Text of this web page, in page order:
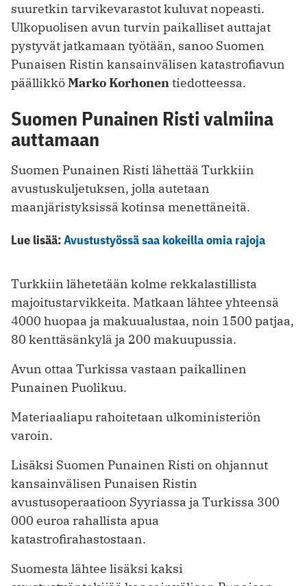
suuretkin tarvikevarastot kuluvat nopeasti.
Ulkopuolisen avun turvin paikalliset auttajat
pystyvät jatkamaan työtään, sanoo Suomen
Punaisen Ristin kansainvälisen katastrofiavun
päällikköMarko Korhonentiedotteessa.
Suomen Punainen Risti valmiina
auttamaan
Suomen Punainen Risti lähettää Turkkiin
avustuskuljetuksen, jolla autetaan
maanjäristyksissä kotinsa menettäneitä.
Lue lisää:Avustustyössä saa kokeilla omia rajoja
Turkkiin lähetetään kolme rekkalastillista
majoitustarvikkeita. Matkaan lähtee yhteensä
4000 huopaa ja makuualustaa, noin 1500 patjaa,
80 kenttäsänkylä ja 200 makuupussia.
Avun ottaa Turkissa vastaan paikallinen
Punainen Puolikuu.
Materiaaliapu rahoitetaan ulkoministeriön
varoin.
Lisäksi Suomen Punainen Risti on ohjannut
kansainvälisen Punaisen Ristin
avustusoperaatioon Syyriassa ja Turkissa 300
000 euroa rahallista apua
katastrofirahastostaan.
Suomesta lähtee lisäksi kaksi